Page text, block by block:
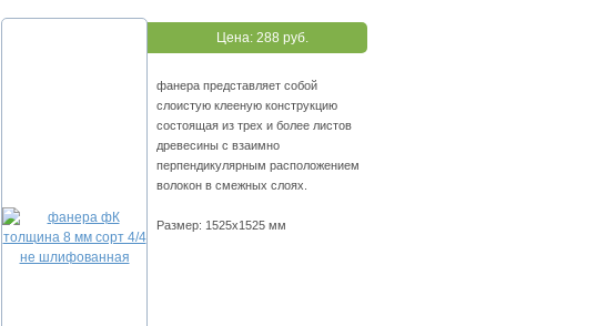
Цена: 288 руб.
фанера представляет собой
слоистую клееную конструкцию
состоящая из трех и более листов
древесины с взаимно
перпендикулярным расположением
волокон в смежных слоях.
Размер: 1525х1525 мм